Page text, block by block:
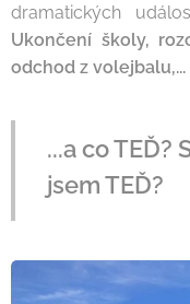
dramatických
Ukončení školy,
odchod z volejbalu,...
...a co TEĎ?
jsem TEĎ?